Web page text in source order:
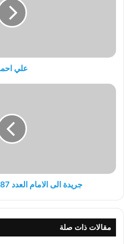
علي
جريدة
جريدة الى الامام العدد 287 - 19/05/2026
مقالات ذات صلة